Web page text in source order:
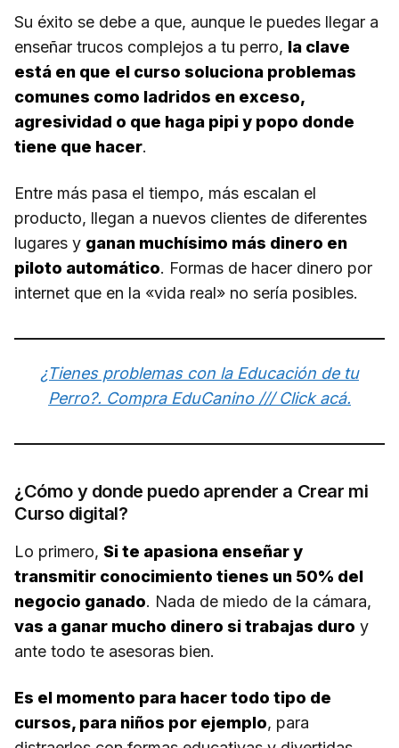
Su éxito se debe a que, aunque le puedes llegar a
enseñar trucos complejos a tu perro, la clave
está en que el curso soluciona problemas
comunes como ladridos en exceso,
agresividad o que haga pipi y popo donde
tiene que hacer.
Entre más pasa el tiempo, más escalan el
producto, llegan a nuevos clientes de diferentes
lugares y ganan muchísimo más dinero en
piloto automático. Formas de hacer dinero por
internet que en la «vida real» no sería posibles.
¿Tienes problemas con la Educación de tu
Perro?. Compra EduCanino /// Click acá.
¿Cómo y donde puedo aprender a Crear mi
Curso digital?
Lo primero, Si te apasiona enseñar y
transmitir conocimiento tienes un 50% del
negocio ganado. Nada de miedo de la cámara,
vas a ganar mucho dinero si trabajas duro y
ante todo te asesoras bien.
Es el momento para hacer todo tipo de
cursos, para niños por ejemplo, para